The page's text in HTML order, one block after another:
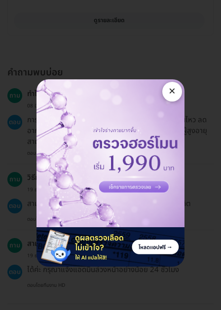
ดูรายละเอียด
คำถามพบบ่อย
ถาม ทำไมจึงควรเลือกทำคอร์สฟื้นฟูร่างกาย?
08 มิ.ย. 2024
ตอบ
การฟื้นฟูร่างกายช่วยปรับปรุงความสามารถในการเคลื่อนไหว ลด
อาการเจ็บปวด และเสริมสร้างกล้ามเนื้อ ทำให้ผู้ป่วยและผู้สูงอายุ
สามารถกลับมาใช้ชีวิตประจำวันได้อย่างมีความสุข
ตอบโดยทีมงาน HD
ถาม วิธีการชำระเงินมีแบบไหนบ้าง?
19 ธ.ค. 2024
ตอบ สามารถชำระเงินได้ทั้งแบบโอนจ่ายและจ่ายผ่านบัตรเครดิต
ตอบโดยทีมงาน HD
ถาม สามารถให้แอดมิน HDmall ทำนัดให้ได้หรือไม่?
19 ธ.ค. 2024
ตอบ ได้ค่ะ กรุณาแจ้งแอดมินล่วงหน้าอย่างน้อย 24 ชั่วโมง
ตอบโดยทีมงาน HD
×